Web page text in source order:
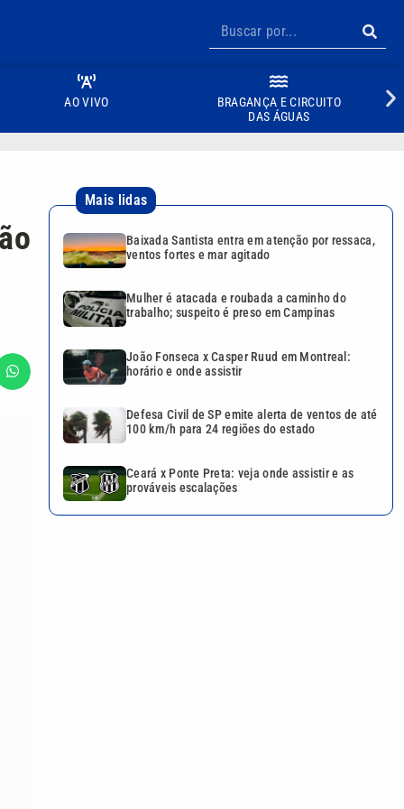
AO VIVO
BRAGANÇA E CIRCUITO
DAS ÁGUAS
Mais lidas
Baixada Santista entra em atenção por ressaca,
ventos fortes e mar agitado
Mulher é atacada e roubada a caminho do
trabalho; suspeito é preso em Campinas
João Fonseca x Casper Ruud em Montreal:
horário e onde assistir
Defesa Civil de SP emite alerta de ventos de até
100 km/h para 24 regiões do estado
Ceará x Ponte Preta: veja onde assistir e as
prováveis escalações